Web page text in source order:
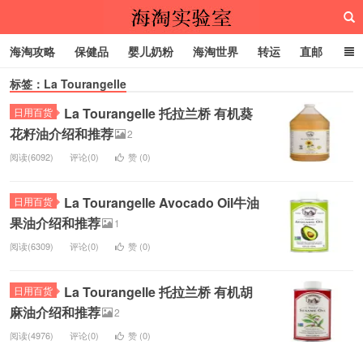
海淘攻略 保健品 婴儿奶粉 海淘世界 转运 直邮
代购服务
标签：La Tourangelle
日用百货
La Tourangelle 托拉兰桥 有机葵
花籽油介绍和推荐
2
阅读(6092) 评论(0) 赞 (0)
日用百货
La Tourangelle Avocado Oil牛油
果油介绍和推荐
1
阅读(6309) 评论(0) 赞 (0)
日用百货
La Tourangelle 托拉兰桥 有机胡
麻油介绍和推荐
2
阅读(4976) 评论(0) 赞 (0)